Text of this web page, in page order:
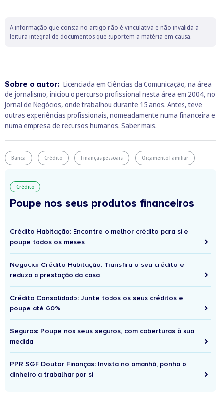
A informação que consta no artigo não é vinculativa e não invalida a
leitura integral de documentos que suportem a matéria em causa.
Sobre o autor: Licenciada em Ciências da Comunicação, na área
de jornalismo, iniciou o percurso profissional nesta área em 2004, no
Jornal de Negócios, onde trabalhou durante 15 anos. Antes, teve
outras experiências profissionais, nomeadamente numa financeira e
numa empresa de recursos humanos. Saber mais.
Banca Crédito Finanças pessoais Orçamento Familiar
Crédito
Poupe nos seus produtos financeiros
Crédito Habitação: Encontre o melhor crédito para si e
poupe todos os meses
Negociar Crédito Habitação: Transfira o seu crédito e
reduza a prestação da casa
Crédito Consolidado: Junte todos os seus créditos e
poupe até 60%
Seguros: Poupe nos seus seguros, com coberturas à sua
medida
PPR SGF Doutor Finanças: Invista no amanhã, ponha o
dinheiro a trabalhar por si